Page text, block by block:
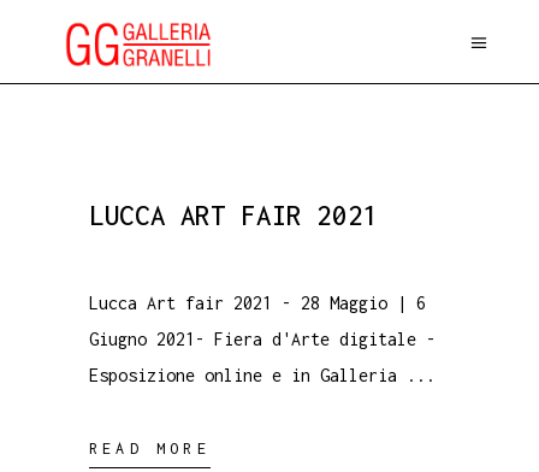
LUCCA ART FAIR 2021
Lucca Art fair 2021 - 28 Maggio | 6
Giugno 2021- Fiera d'Arte digitale -
Esposizione online e in Galleria
READ MORE